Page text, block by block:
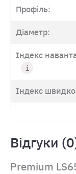
Профіль:
Діаметр:
Індекс
Індекс
Відгуки
Premium